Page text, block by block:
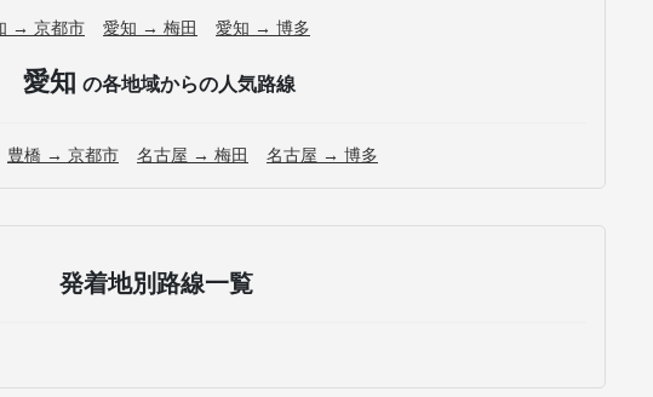
→ 京都市 愛知 → 梅田 愛知 → 博多
愛知 の各地域からの人気路線
豊橋 → 京都市 名古屋 → 梅田 名古屋 → 博多
発着地別路線一覧